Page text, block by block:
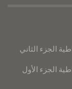
الجزء الثاني
الجزء الأول